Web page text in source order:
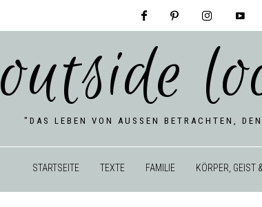
outside
"DAS LEBEN VON AUSSEN BETRACHTEN,
START­SEITE TEXTE FAMILIE KÖRPER, GEIST